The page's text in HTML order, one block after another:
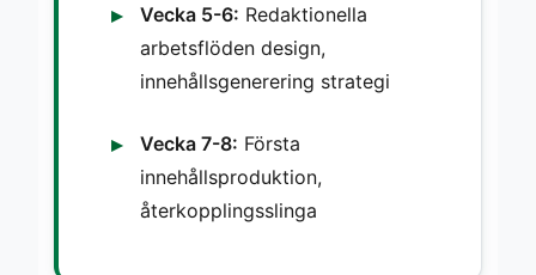
Vecka 5-6: Redaktionella
arbetsflöden design,
innehållsgenerering strategi
Vecka 7-8: Första
innehållsproduktion,
återkopplingsslinga